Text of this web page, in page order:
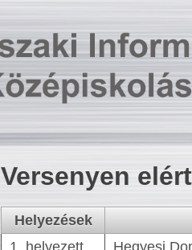
Versenyen
Helyezések